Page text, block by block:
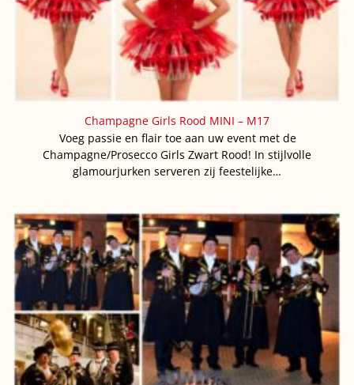
Champagne Girls Rood MINI – M17
Voeg passie en flair toe aan uw event met de
Champagne/Prosecco Girls Zwart Rood! In stijlvolle
glamourjurken serveren zij feestelijke…